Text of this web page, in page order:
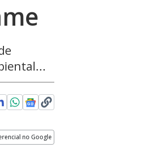
no Google